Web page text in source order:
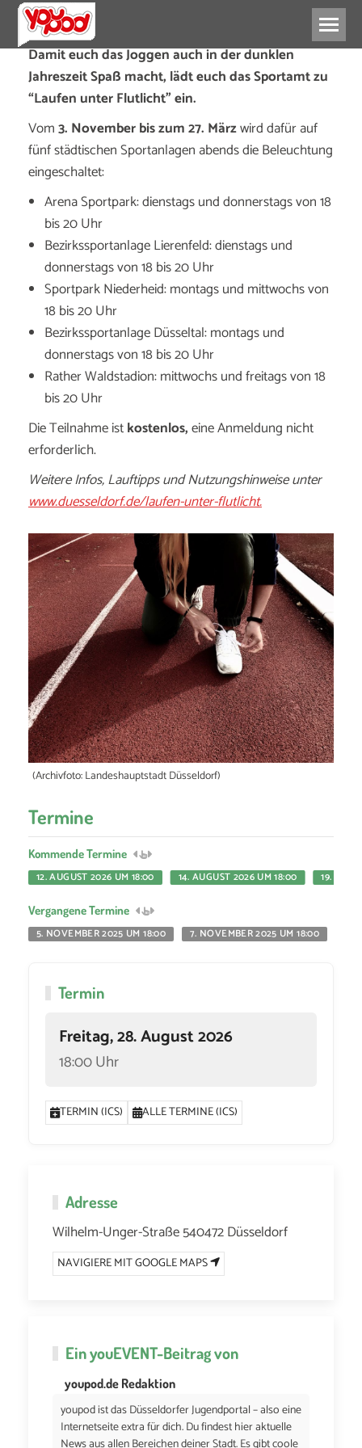
Damit euch das Joggen auch in der dunklen
Jahreszeit Spaß macht, lädt euch das Sportamt zu
“Laufen unter Flutlicht” ein.
Vom3. November bis zum 27. Märzwird dafür auf
fünf städtischen Sportanlagen abends die Beleuchtung
eingeschaltet:
Arena Sportpark: dienstags und donnerstags von 18
bis 20 Uhr
Bezirkssportanlage Lierenfeld: dienstags und
donnerstags von 18 bis 20 Uhr
Sportpark Niederheid: montags und mittwochs von
18 bis 20 Uhr
Bezirkssportanlage Düsseltal: montags und
donnerstags von 18 bis 20 Uhr
Rather Waldstadion: mittwochs und freitags von 18
bis 20 Uhr
Die Teilnahme istkostenlos,eine Anmeldung nicht
erforderlich.
Weitere Infos, Lauftipps und Nutzungshinweise unter
www.duesseldorf.de/laufen-unter-flutlicht.
(Archivfoto: Landeshauptstadt Düsseldorf)
Termine
Kommende Termine
12. AUGUST 2026 UM 18:00
14. AUGUST 2026 UM 18:00 19.
Vergangene Termine
5. NOVEMBER 2025 UM 18:00
7. NOVEMBER 2025 UM 18:00
Termin
Freitag, 28. August 2026
18:00 Uhr
TERMIN (ICS) ALLE TERMINE (ICS)
Adresse
Wilhelm-Unger-Straße 540472 Düsseldorf
NAVIGIERE MIT GOOGLE MAPS
EinyouEVENT-Beitrag von
youpod.de Redaktion
youpod ist das Düsseldorfer Jugendportal – also eine
Internetseite extra für dich. Du findest hier aktuelle